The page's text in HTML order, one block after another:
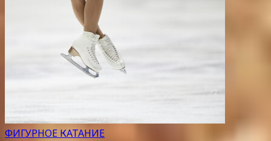
ФИГУРНОЕ КАТАНИЕ